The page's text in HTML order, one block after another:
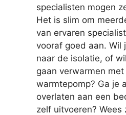
specialisten mogen
Het is slim om
van ervaren
vooraf goed aan. Wil
naar de isolatie, of
gaan verwarmen
warmtepomp? Ga je
overlaten aan een
zelf uitvoeren?